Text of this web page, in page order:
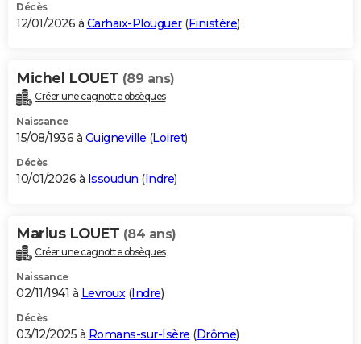
Décès
12/01/2026 à Carhaix-Plouguer(Finistère)
Michel LOUET (89 ans)
Créer une cagnotte obsèques
Naissance
15/08/1936 à Guigneville (Loiret)
Décès
10/01/2026 à Issoudun (Indre)
Marius LOUET (84 ans)
Créer une cagnotte obsèques
Naissance
02/11/1941 à Levroux(Indre)
Décès
03/12/2025 à Romans-sur-Isère (Drôme)